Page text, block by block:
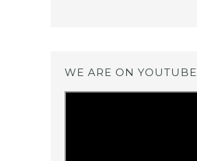
WE ARE ON YOUTUBE